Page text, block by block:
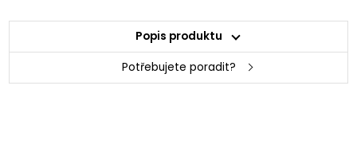
Popis produktu
Potřebujete poradit?